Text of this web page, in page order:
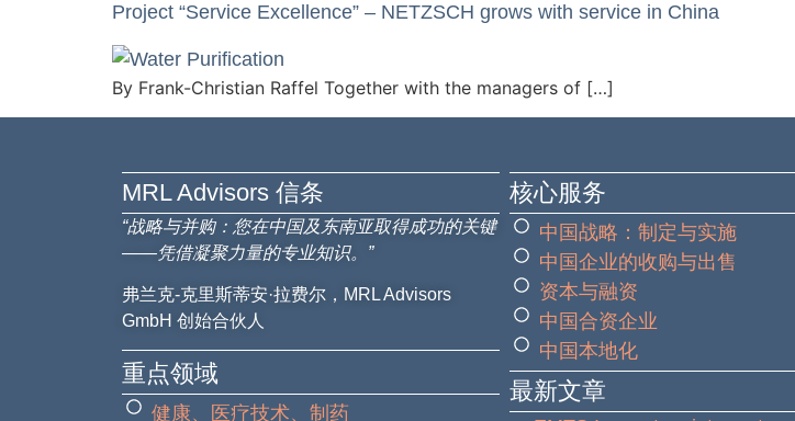
Project “Service Excellence” – NETZSCH grows with service in China
By Frank-Christian Raffel Together with the managers of […]
MRL Advisors​ 信条
“战略与并购：您在中国及东南亚取得成功的关键
——凭借凝聚力量的专业知识。”
弗兰克-克里斯蒂安·拉费尔，MRL Advisors
GmbH 创始合伙人
重点领域
健康、医疗技术、制药
核心服务
中国战略：制定与实施
中国企业的收购与出售
资本与融资
中国合资企业
中国本地化
最新文章